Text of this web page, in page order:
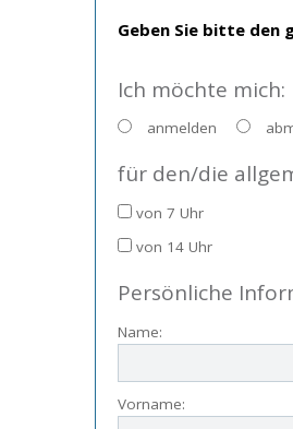
Geben Sie bitte den
Ich möchte mich:
anmelden
für den/die
von 7 Uhr
von 14 Uhr
Persönliche
Name:
Vorname: